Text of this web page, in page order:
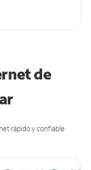
de
rápido y confiable